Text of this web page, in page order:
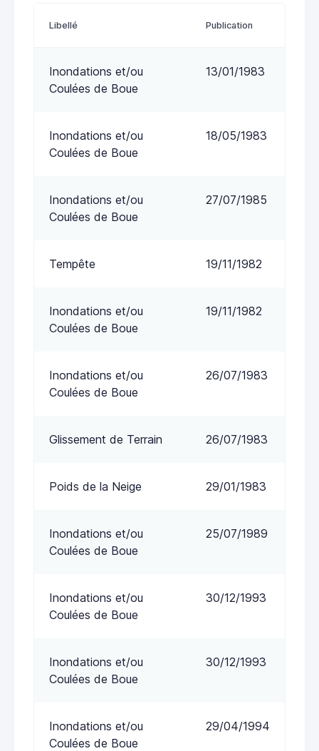
Libellé Publication
Inondations et/ou
Coulées de Boue
13/01/1983
Inondations et/ou
Coulées de Boue
18/05/1983
Inondations et/ou
Coulées de Boue
27/07/1985
Tempête 19/11/1982
Inondations et/ou
Coulées de Boue
19/11/1982
Inondations et/ou
Coulées de Boue
26/07/1983
Glissement de Terrain 26/07/1983
Poids de la Neige 29/01/1983
Inondations et/ou
Coulées de Boue
25/07/1989
Inondations et/ou
Coulées de Boue
30/12/1993
Inondations et/ou
Coulées de Boue
30/12/1993
Inondations et/ou
Coulées de Boue
29/04/1994